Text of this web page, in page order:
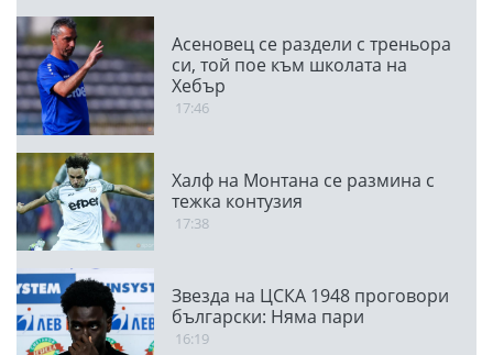
Асеновец се раздели с треньора
си, той пое към школата на
Хебър
17:46
Халф на Монтана се размина с
тежка контузия
17:38
Звезда на ЦСКА 1948 проговори
български: Няма пари
16:19